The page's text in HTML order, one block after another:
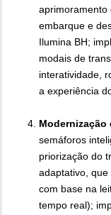
aprimoramento
embarque e
Ilumina BH;
modais de
interatividade,
a experiência
Modernização
semáforos
priorização do
adaptativo,
com base na
tempo real);